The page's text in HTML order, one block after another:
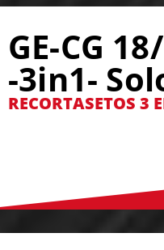
GE-CG
-3in1-
RECORTASETOS 3